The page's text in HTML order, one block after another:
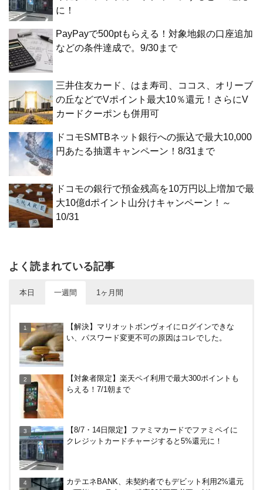
に！
PayPayで500ptもらえる！対象地銀の口座追加
などの条件達成で。9/30まで
三井住友カード、はま寿司、ココス、オリーブ
の丘などでVポイント最大10％還元！さらにV
カードクーポンも併用可
ドコモSMTBネット銀行への振込で最大10,000
円あたる抽選キャンペーン！8/31まで
ドコモの銀行で預金残高を10万円以上増加で最
大10億dポイント山分けキャンペーン！～
10/31
よく読まれている記事
本日 一週間 1ヶ月間
ド！
ない！最大15%増量のチャンス。8/1~31あたりまで
ICカード料金の引かれ方は？
大20％還元！〜5/10
【解決】マリオットボンヴォイにログインできな
い、パスワード変更不可の原因はコレでした。
【対象者限定】楽天ペイ利用で最大300ポイントも
らえる！7/1朝まで
【8/7・14日限定】ファミマカードでファミペイに
クレジットカードチャージすると5%還元に！
カテエネBANK、未契約者でもデビット利用2%還元